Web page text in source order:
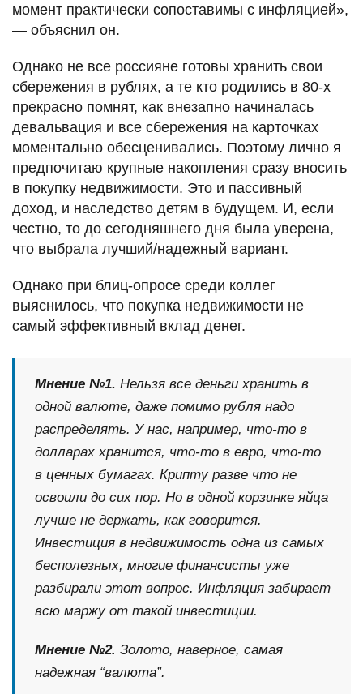
момент практически сопоставимы с инфляцией»,
— объяснил он.
Однако не все россияне готовы хранить свои
сбережения в рублях, а те кто родились в 80-х
прекрасно помнят, как внезапно начиналась
девальвация и все сбережения на карточках
моментально обесценивались. Поэтому лично я
предпочитаю крупные накопления сразу вносить
в покупку недвижимости. Это и пассивный
доход, и наследство детям в будущем. И, если
честно, то до сегодняшнего дня была уверена,
что выбрала лучший/надежный вариант.
Однако при блиц-опросе среди коллег
выяснилось, что покупка недвижимости не
самый эффективный вклад денег.
Мнение №1. Нельзя все деньги хранить в
одной валюте, даже помимо рубля надо
распределять. У нас, например, что-то в
долларах хранится, что-то в евро, что-то
в ценных бумагах. Крипту разве что не
освоили до сих пор. Но в одной корзинке яйца
лучше не держать, как говорится.
Инвестиция в недвижимость одна из самых
бесполезных, многие финансисты уже
разбирали этот вопрос. Инфляция забирает
всю маржу от такой инвестиции.
Мнение №2. Золото, наверное, самая
надежная “валюта”.